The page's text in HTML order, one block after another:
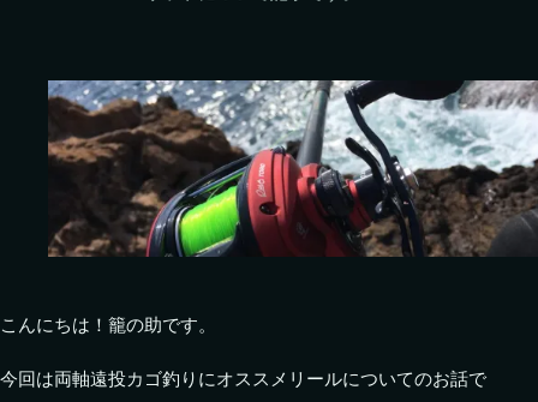
こんにちは！籠の助です。
今回は両軸遠投カゴ釣りにオススメリールについてのお話で